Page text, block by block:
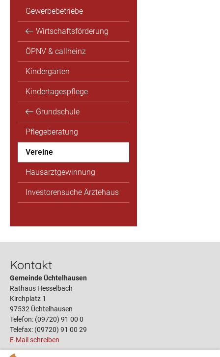
Gewerbebetriebe
Wirtschaftsförderung
ÖPNV & callheinz
Kindergärten
Kindertagespflege
Grundschule
Pflegeberatung
Vereine
Hausarztgewinnung
Investorensuche Ärztehaus
Kontakt
Gemeinde Üchtelhausen
Rathaus Hesselbach
Kirchplatz 1
97532 Üchtelhausen
Telefon: (09720) 91 00 0
Telefax: (09720) 91 00 29
E-Mail schreiben